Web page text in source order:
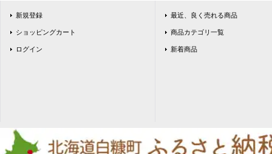
新規登録
ショッピングカート
ログイン
最近、良く売れる商品
商品カテゴリ一覧
新着商品